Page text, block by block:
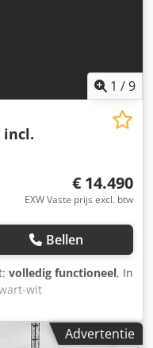
1 /9
incl.
€ 14.490
EXW Vaste prijs excl. btw
Bellen
volledig functioneel, In
wit
Titan" aanschaffen.
Titan met de volgende
Advertentie